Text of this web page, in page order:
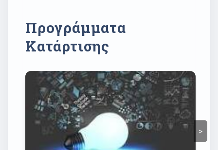
Προγράμματα
Κατάρτισης
>